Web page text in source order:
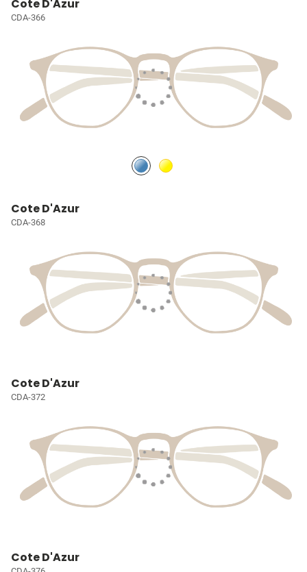
Cote D'Azur
CDA-366
Cote D'Azur
CDA-368
Cote D'Azur
CDA-372
Cote D'Azur